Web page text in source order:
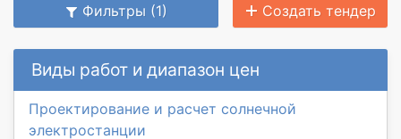
Фильтры (1) Создать тендер
Виды работ и диапазон цен
Проектирование и расчет солнечной
электростанции